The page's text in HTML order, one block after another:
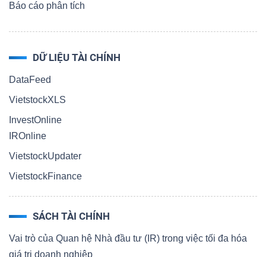
Báo cáo phân tích
DỮ LIỆU TÀI CHÍNH
DataFeed
VietstockXLS
InvestOnline
IROnline
VietstockUpdater
VietstockFinance
SÁCH TÀI CHÍNH
Vai trò của Quan hệ Nhà đầu tư (IR) trong việc tối đa hóa
giá trị doanh nghiệp